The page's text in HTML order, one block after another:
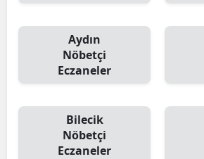
Aydın
Nöbetçi
Eczaneler
Bilecik
Nöbetçi
Eczaneler